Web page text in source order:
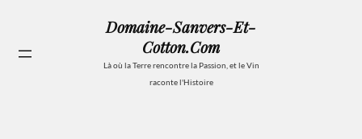
contenu
Domaine-Sanvers-Et-
Cotton.com
Là où la Terre rencontre la Passion, et le Vin
raconte l'Histoire